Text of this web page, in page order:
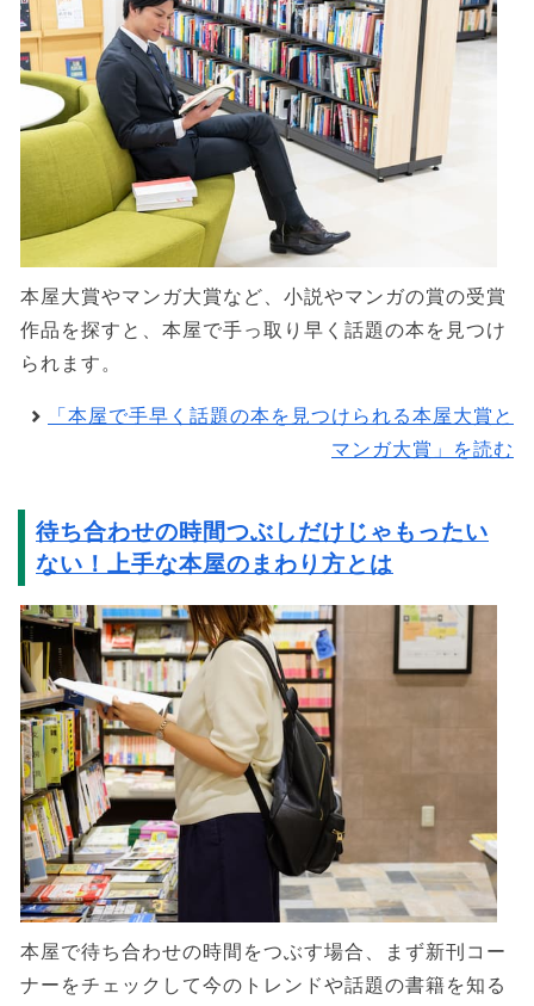
本屋大賞やマンガ大賞など、小説やマンガの賞の受賞
作品を探すと、本屋で手っ取り早く話題の本を見つけ
られます。
「本屋で手早く話題の本を見つけられる本屋大賞と
マンガ大賞」を読む
待ち合わせの時間つぶしだけじゃもったい
ない！上手な本屋のまわり方とは
本屋で待ち合わせの時間をつぶす場合、まず新刊コー
ナーをチェックして今のトレンドや話題の書籍を知る